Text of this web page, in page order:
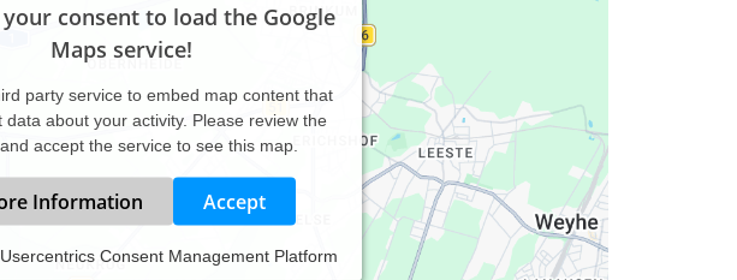
your consent to load the Google
Maps service!
party service to embed map content that
data about your activity. Please review the
accept the service to see this map.
Information Accept
Usercentrics Consent Management Platform